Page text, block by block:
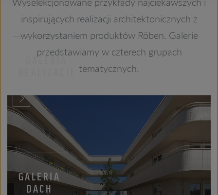
inspirujących realizacji architektonicznych z
wykorzystaniem produktów Röben. Galerie
przedstawiamy w czterech grupach
tematycznych.
GALERIA
GALERIA
DACH